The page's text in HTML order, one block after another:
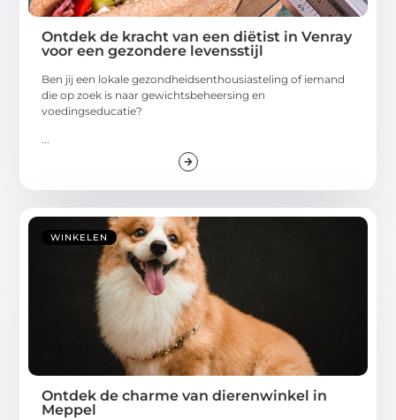
Ontdek de kracht van een diëtist in Venray
voor een gezondere levensstijl
Ben jij een lokale gezondheidsenthousiasteling of iemand
die op zoek is naar gewichtsbeheersing en
voedingseducatie?
...
WINKELEN
Ontdek de charme van dierenwinkel in
Meppel